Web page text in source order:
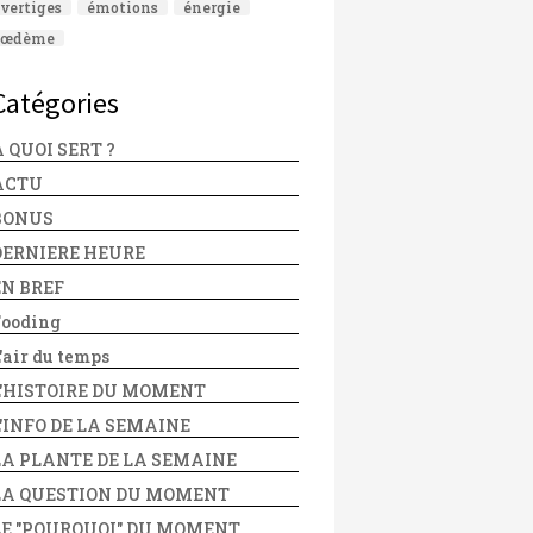
vertiges émotions
énergie
œdème
QUOI SERT ?
HEURE
BREF
du temps
DU MOMENT
DE LA SEMAINE
PLANTE DE LA SEMAINE
QUESTION DU MOMENT